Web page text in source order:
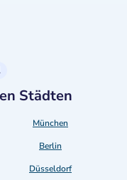
Städten
München
Berlin
Düsseldorf